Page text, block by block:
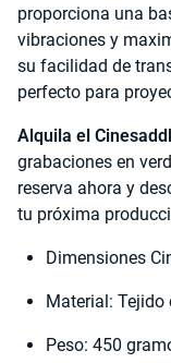
proporciona una
vibraciones y
su facilidad de
perfecto para
Alquila el
grabaciones en
reserva ahora y
tu próxima
Dimensiones
Material: Tejido
Peso: 450